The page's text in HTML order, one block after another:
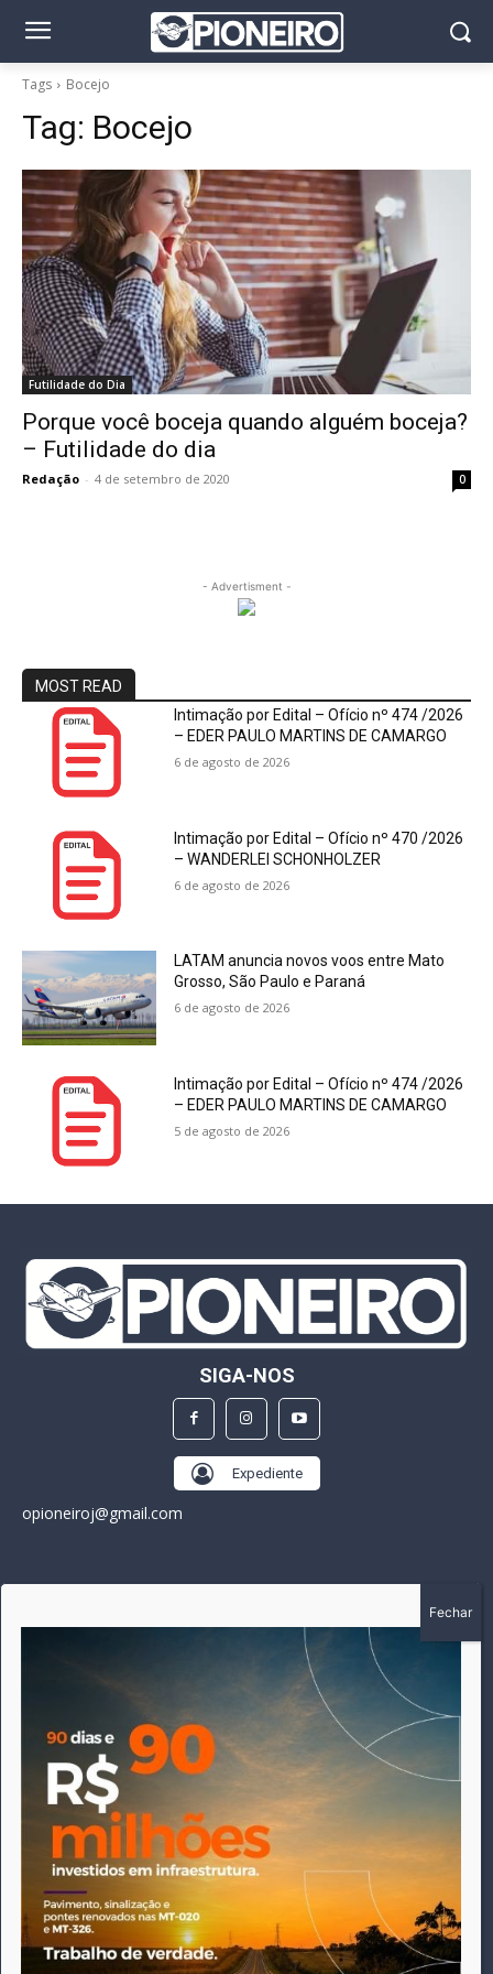
Tags Bocejo
Tag: Bocejo
Futilidade do Dia
Porque você boceja quando alguém boceja?
– Futilidade do dia
Redação - 4 de setembro de 2020 0
- Advertisment -
MOST READ
Intimação por Edital – Ofício nº 474 /2026
– EDER PAULO MARTINS DE CAMARGO
6 de agosto de 2026
Intimação por Edital – Ofício nº 470 /2026
– WANDERLEI SCHONHOLZER
6 de agosto de 2026
LATAM anuncia novos voos entre Mato
Grosso, São Paulo e Paraná
6 de agosto de 2026
Intimação por Edital – Ofício nº 474 /2026
– EDER PAULO MARTINS DE CAMARGO
5 de agosto de 2026
SIGA-NOS
Expediente
opioneiroj@gmail.com
A história do Pioneiro inicia em fevereiro de 2005 em
Canarana - MT, na época, como um jornal impresso semanal,
que chegou a possuir mil assinantes. Durante 15 anos, foram
publicadas 691 edições que narraram os acontecimentos
políticos, policiais e cotidianos de Canarana e região. Fiel a sua
origem, pautado sempre pela busca incessante da
imparcialidade, faz jus a sua logo, com o característico "avião
da praça" de Canarana, sendo o símbolo do
comprometimento deste veículo de comunicação com o
relato dos fatos neste município. Em 06 de dezembro de 2019
circulou a última edição impressa do jornal, que desde então
tem veiculação exclusivamente online.